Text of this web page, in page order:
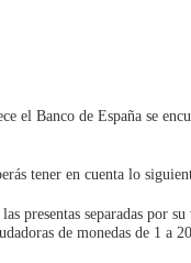
el Banco de España se
tener en cuenta lo
presentas separadas por
de monedas de 1 a